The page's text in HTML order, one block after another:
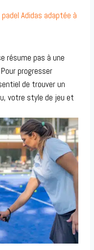
Adidas adaptée à
résume pas à une
progresser
de trouver un
votre style de jeu et